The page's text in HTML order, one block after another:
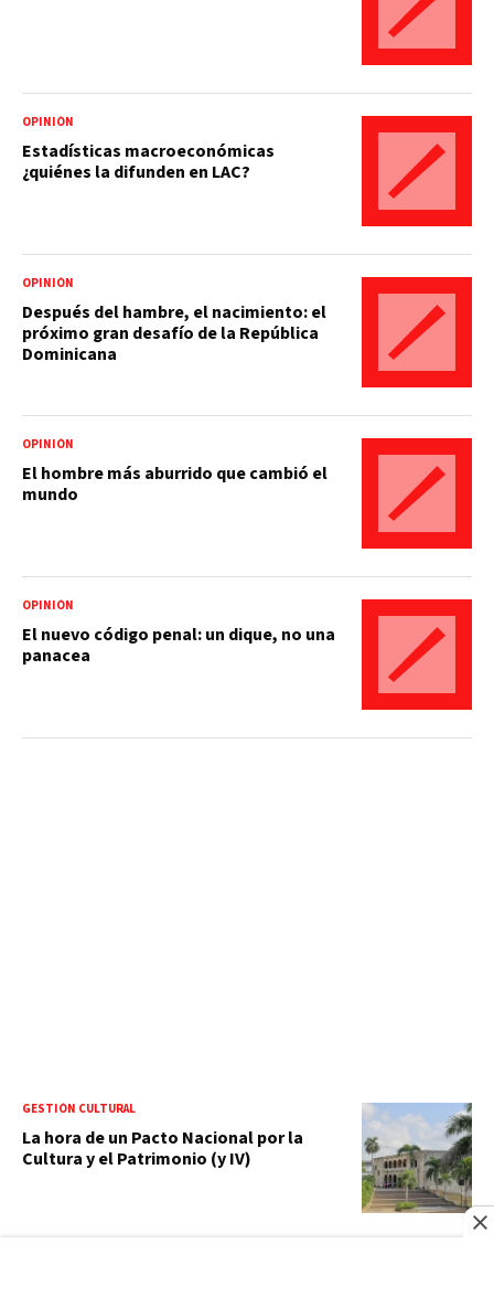
OPINIÓN
Estadísticas macroeconómicas
¿quiénes la difunden en LAC?
OPINIÓN
Después del hambre, el nacimiento: el
próximo gran desafío de la República
Dominicana
OPINIÓN
El hombre más aburrido que cambió el
mundo
OPINIÓN
El nuevo código penal: un dique, no una
panacea
GESTIÓN CULTURAL
La hora de un Pacto Nacional por la
Cultura y el Patrimonio (y IV)